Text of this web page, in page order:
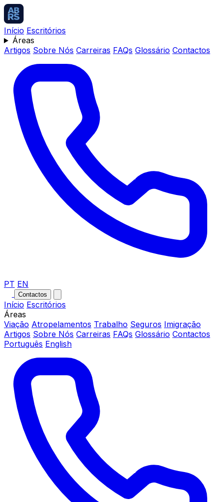
Início Escritórios
Áreas
Artigos Sobre Nós Carreiras FAQs Glossário Contactos
PT EN
Contactos
Início Escritórios
Áreas
Viação Atropelamentos Trabalho Seguros Imigração
Artigos Sobre Nós Carreiras FAQs Glossário Contactos
Português English